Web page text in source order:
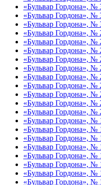
«Бульвар Гордона», №
«Бульвар Гордона», №
«Бульвар Гордона», №
«Бульвар Гордона», №
«Бульвар Гордона», №
«Бульвар Гордона», №
«Бульвар Гордона», №
«Бульвар Гордона», №
«Бульвар Гордона», №
«Бульвар Гордона», №
«Бульвар Гордона», №
«Бульвар Гордона», №
«Бульвар Гордона», №
«Бульвар Гордона», №
«Бульвар Гордона», №
«Бульвар Гордона», №
«Бульвар Гордона», №
«Бульвар Гордона», №
«Бульвар Гордона», №
«Бульвар Гордона», №
«Бульвар Гордона», №